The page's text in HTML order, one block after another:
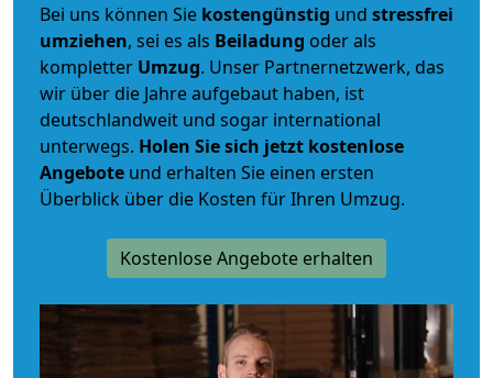
Bei uns können Sie kostengünstig und stressfrei
umziehen, sei es als Beiladung oder als
kompletter Umzug. Unser Partnernetzwerk, das
wir über die Jahre aufgebaut haben, ist
deutschlandweit und sogar international
unterwegs. Holen Sie sich jetzt kostenlose
Angebote und erhalten Sie einen ersten
Überblick über die Kosten für Ihren Umzug.
Kostenlose Angebote erhalten